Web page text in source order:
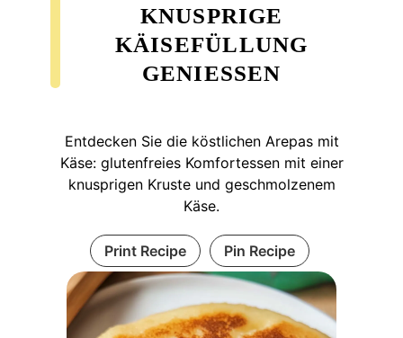
KNUSPRIGE
KÄISEFÜLLUNG
GENIESSEN
Entdecken Sie die köstlichen Arepas mit
Käse: glutenfreies Komfortessen mit einer
knusprigen Kruste und geschmolzenem
Käse.
Print Recipe Pin Recipe